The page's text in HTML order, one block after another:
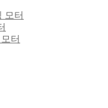
모터
터